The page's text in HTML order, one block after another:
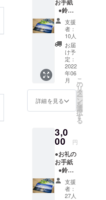
お手紙
●鈴木
省一 ポ
スト
カード
1枚 カ
メラマ
ン鈴木
省一が
撮る石
巻、浜
の写真
をポス
トカー
けしま
す。
（ポス
トカー
ドの図
柄はラ
ンダム
となり
ます）
支援
者：
10人
お届
け予
定：
2022
年06
月
詳細を見る
こ
の
リ
タ
ー
ン
を
選
択
す
る
3,0
00 円
●お礼の
お手紙
●鈴木
省一 ポ
スト
カード
支援
者：
27人